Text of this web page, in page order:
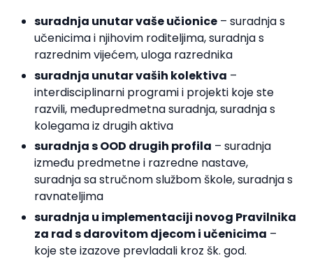
suradnja unutar vaše učionice – suradnja s
učenicima i njihovim roditeljima, suradnja s
razrednim vijećem, uloga razrednika
suradnja unutar vaših kolektiva –
interdisciplinarni programi i projekti koje ste
razvili, međupredmetna suradnja, suradnja s
kolegama iz drugih aktiva
suradnja s OOD drugih profila – suradnja
između predmetne i razredne nastave,
suradnja sa stručnom službom škole, suradnja s
ravnateljima
suradnja u implementaciji novog Pravilnika
za rad s darovitom djecom i učenicima –
koje ste izazove prevladali kroz šk. god.